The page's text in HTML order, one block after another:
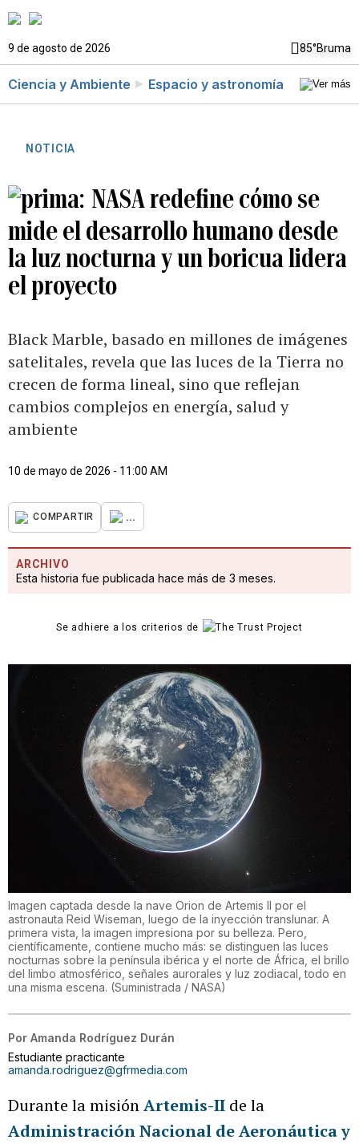
9 de agosto de 2026 85°Bruma
Ciencia y Ambiente Espacio y astronomía
NOTICIA
NASA redefine cómo se
mide el desarrollo humano desde
la luz nocturna y un boricua lidera
el proyecto
Black Marble, basado en millones de imágenes
satelitales, revela que las luces de la Tierra no
crecen de forma lineal, sino que reflejan
cambios complejos en energía, salud y
ambiente
10 de mayo de 2026 - 11:00 AM
COMPARTIR ...
ARCHIVO
Esta historia fue publicada hace más de 3 meses.
Se adhiere a los criterios de
Imagen captada desde la nave Orion de Artemis II por el
astronauta Reid Wiseman, luego de la inyección translunar. A
primera vista, la imagen impresiona por su belleza. Pero,
científicamente, contiene mucho más: se distinguen las luces
nocturnas sobre la península ibérica y el norte de África, el brillo
del limbo atmosférico, señales aurorales y luz zodiacal, todo en
una misma escena. (Suministrada / NASA)
Por Amanda Rodríguez Durán
Estudiante practicante
amanda.rodriguez@gfrmedia.com
Durante la misiónArtemis-II de la
Administración Nacional de Aeronáutica y